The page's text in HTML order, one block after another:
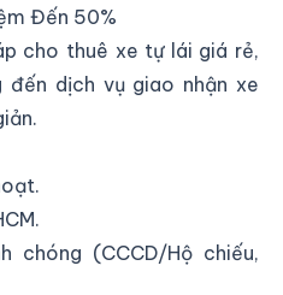
Đến 50%
cho thuê xe tự lái giá rẻ,
đến dịch vụ giao nhận xe
chóng (CCCD/Hộ chiếu,